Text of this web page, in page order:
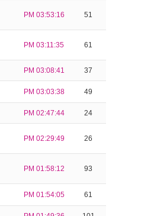
PM 03:53:16 51
PM 03:11:35 61
PM 03:08:41 37
PM 03:03:38 49
PM 02:47:44 24
PM 02:29:49 26
PM 01:58:12 93
PM 01:54:05 61